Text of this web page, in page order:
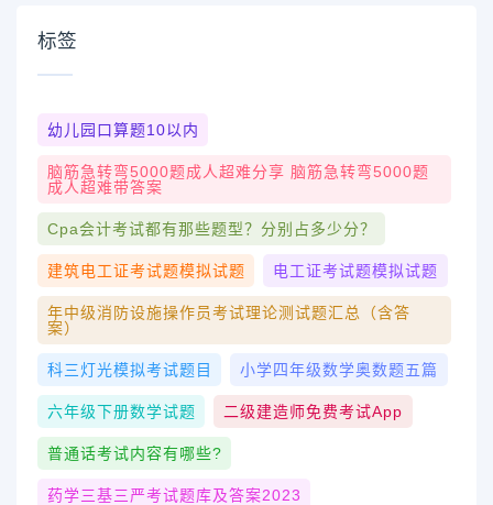
标签
幼儿园口算题10以内
脑筋急转弯5000题成人超难分享 脑筋急转弯5000题
成人超难带答案
Cpa会计考试都有那些题型？分别占多少分？
建筑电工证考试题模拟试题 电工证考试题模拟试题
年中级消防设施操作员考试理论测试题汇总（含答
案）
科三灯光模拟考试题目 小学四年级数学奥数题五篇
六年级下册数学试题 二级建造师免费考试app
普通话考试内容有哪些?
药学三基三严考试题库及答案2023